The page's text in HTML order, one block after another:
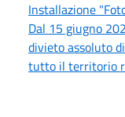
Installazione
Dal 15 giugno
divieto assoluto
tutto il territorio